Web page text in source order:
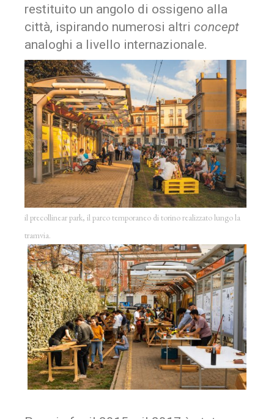
restituito un angolo di ossigeno alla
città, ispirando numerosi altriconcept
analoghi a livello internazionale.
il precollinear park, il parco temporaneo di torino realizzato lungo la
tramvia.